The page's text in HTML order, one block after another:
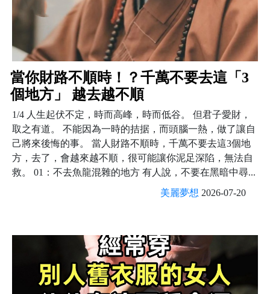
當你財路不順時！？千萬不要去這「3
個地方」 越去越不順
1/4 人生起伏不定，時而高峰，時而低谷。 但君子愛財，
取之有道。 不能因為一時的拮据，而頭腦一熱，做了讓自
己將來後悔的事。 當人財路不順時，千萬不要去這3個地
方，去了，會越來越不順，很可能讓你泥足深陷，無法自
救。 01：不去魚龍混雜的地方 有人說，不要在黑暗中尋...
美麗夢想 2026-07-20